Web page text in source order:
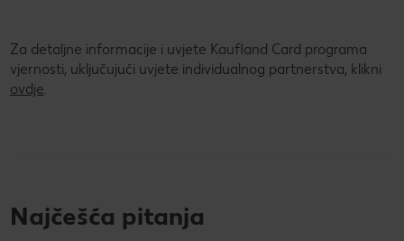
Za detaljne informacije i uvjete Kaufland Card programa
vjernosti, uključujući uvjete individualnog partnerstva, klikni
ovdje.
Najčešća pitanja